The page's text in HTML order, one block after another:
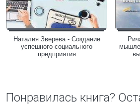
Наталия Зверева - Создание
успешного социального
предприятия
Понравилась книга?